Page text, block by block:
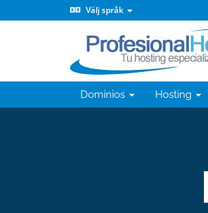
Välj språk
Dominios Hosting